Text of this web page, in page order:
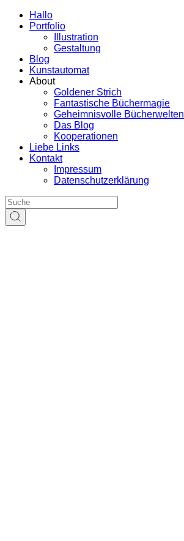
Hallo
Portfolio
Illustration
Gestaltung
Blog
Kunstautomat
About
Goldener Strich
Fantastische Büchermagie
Geheimnisvolle Bücherwelten
Das Blog
Kooperationen
Liebe Links
Kontakt
Impressum
Datenschutzerklärung